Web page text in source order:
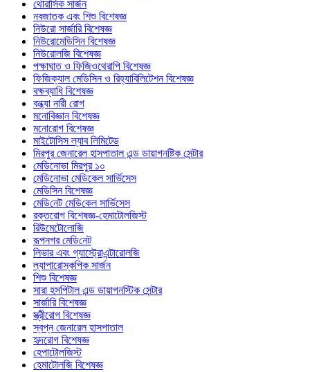
থোরাসিক সার্জন
নবজাতক এবং শিশু বিশেষজ্ঞ
নিউরো সার্জারি বিশেষজ্ঞ
নিউরোমেডিসিন বিশেষজ্ঞ
নিউরোলজি বিশেষজ্ঞ
পক্ষাঘাত ও ফিজিওথেরাপি বিশেষজ্ঞ
ফিজিক্যাল মেডিসিন ও রিহ্যাবিলিটেশন বিশেষজ্ঞ
বক্ষব্যাধি বিশেষজ্ঞ
বন্ধ্যা নারী রোগ
মনোবিজ্ঞান বিশেষজ্ঞ
মনোরোগ বিশেষজ্ঞ
মাইটোসিস ল্যাব লিমিটেড
মিরপুর জেনারেল হাসপাতাল এন্ড ডায়াগনষ্টিক সেন্টার
মেডিনোভা মিরপুর ১০
মেডিনোভা মেডিকেল সার্ভিসেস
মেডিসিন বিশেষজ্ঞ
মে‌ডি‌নেট মে‌ডি‌কেল সা‌র্ভিসেস
রক্তরোগ বিশেষজ্ঞ-হেমাটোলজিস্ট
রিউমেটোলোজি
রূপনগর মে‌ডি‌নেট
লিভার এবং গ্যাস্ট্রোএন্টারোলজি
ল্যাপারোস্কপিক সার্জন
শিশু বিশেষজ্ঞ
সারা হসপিটাল এন্ড ডায়াগনস্টিক সেন্টার
সার্জারি বিশেষজ্ঞ
স্ত্রীরোগ বিশেষজ্ঞ
স্বপ্ন জেনারেল হাসপাতাল
হৃদরোগ বিশেষজ্ঞ
হেপাটোলজিস্ট
হেমাটোলজি বিশেষজ্ঞ